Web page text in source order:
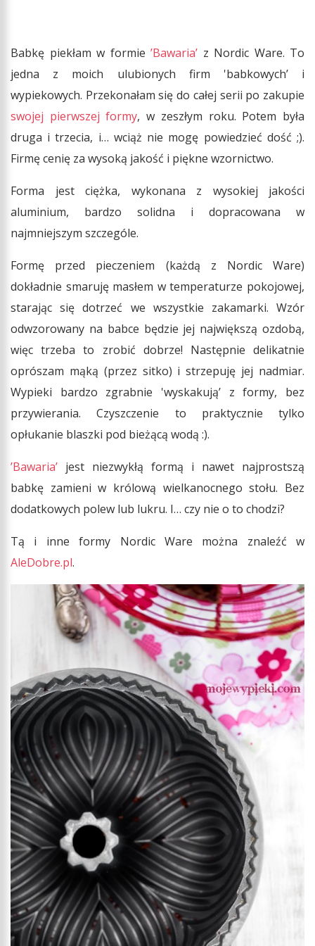
Babkę piekłam w formie ’Bawaria’ z Nordic Ware. To
jedna z moich ulubionych firm 'babkowych’ i
wypiekowych. Przekonałam się do całej serii po zakupie
swojej pierwszej formy, w zeszłym roku. Potem była
druga i trzecia, i… wciąż nie mogę powiedzieć dość ;).
Firmę cenię za wysoką jakość i piękne wzornictwo.
Forma jest ciężka, wykonana z wysokiej jakości
aluminium, bardzo solidna i dopracowana w
najmniejszym szczególe.
Formę przed pieczeniem (każdą z Nordic Ware)
dokładnie smaruję masłem w temperaturze pokojowej,
starając się dotrzeć we wszystkie zakamarki. Wzór
odwzorowany na babce będzie jej największą ozdobą,
więc trzeba to zrobić dobrze! Następnie delikatnie
oprószam mąką (przez sitko) i strzepuję jej nadmiar.
Wypieki bardzo zgrabnie 'wyskakują’ z formy, bez
przywierania. Czyszczenie to praktycznie tylko
opłukanie blaszki pod bieżącą wodą :).
’Bawaria’ jest niezwykłą formą i nawet najprostszą
babkę zamieni w królową wielkanocnego stołu. Bez
dodatkowych polew lub lukru. I… czy nie o to chodzi?
Tą i inne formy Nordic Ware można znaleźć w
AleDobre.pl.